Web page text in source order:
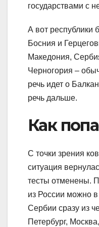
государствами с
А вот
Босния и
Македония,
Черногория –
речь идет о
речь дальше.
Как
С точки зрения
ситуация
тесты отменены.
из России можно
Сербии сразу из
Петербург,